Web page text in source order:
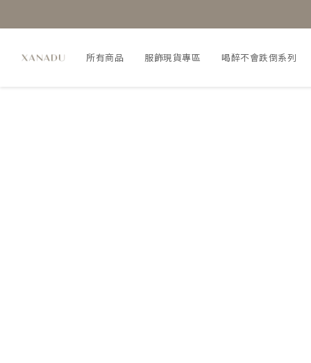
所有商品 服飾現貨專區 喝醉不會跌倒系列